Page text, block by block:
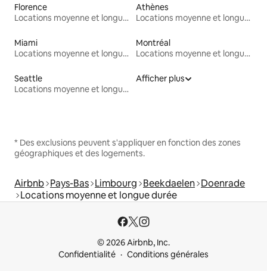
Florence
Locations moyenne et longue durée
Athènes
Locations moyenne et longue durée
Miami
Locations moyenne et longue durée
Montréal
Locations moyenne et longue durée
Seattle
Locations moyenne et longue durée
Afficher plus
* Des exclusions peuvent s'appliquer en fonction des zones
géographiques et des logements.
Airbnb Pays-Bas Limbourg Beekdaelen Doenrade
Locations moyenne et longue durée
© 2026 Airbnb, Inc.
Confidentialité
Conditions générales